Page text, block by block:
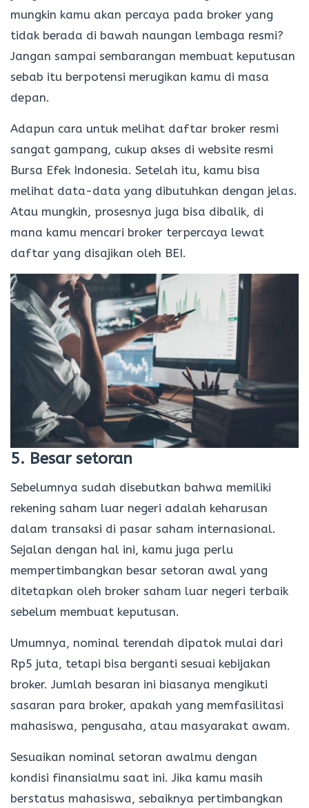
mungkin kamu akan percaya pada broker yang
tidak berada di bawah naungan lembaga resmi?
Jangan sampai sembarangan membuat keputusan
sebab itu berpotensi merugikan kamu di masa
depan.
Adapun cara untuk melihat daftar broker resmi
sangat gampang, cukup akses di website resmi
Bursa Efek Indonesia. Setelah itu, kamu bisa
melihat data-data yang dibutuhkan dengan jelas.
Atau mungkin, prosesnya juga bisa dibalik, di
mana kamu mencari broker terpercaya lewat
daftar yang disajikan oleh BEI.
5. Besar setoran
Sebelumnya sudah disebutkan bahwa memiliki
rekening saham luar negeri adalah keharusan
dalam transaksi di pasar saham internasional.
Sejalan dengan hal ini, kamu juga perlu
mempertimbangkan besar setoran awal yang
ditetapkan oleh broker saham luar negeri terbaik
sebelum membuat keputusan.
Umumnya, nominal terendah dipatok mulai dari
Rp5 juta, tetapi bisa berganti sesuai kebijakan
broker. Jumlah besaran ini biasanya mengikuti
sasaran para broker, apakah yang memfasilitasi
mahasiswa, pengusaha, atau masyarakat awam.
Sesuaikan nominal setoran awalmu dengan
kondisi finansialmu saat ini. Jika kamu masih
berstatus mahasiswa, sebaiknya pertimbangkan